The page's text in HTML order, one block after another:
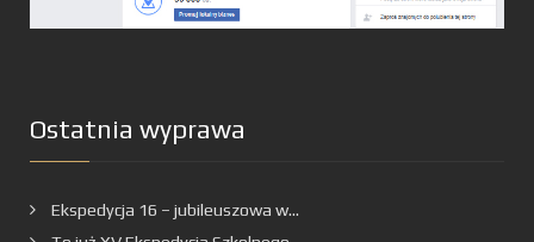
Ostatnia wyprawa
Ekspedycja 16 – jubileuszowa w...